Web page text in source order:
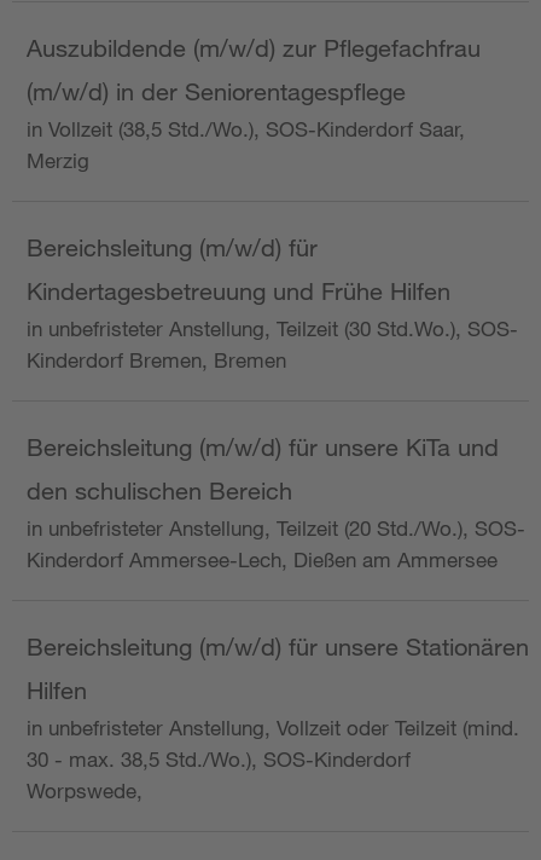
Auszubildende (m/w/d) zur Pflegefachfrau
(m/w/d) in der Seniorentagespflege
in Vollzeit (38,5 Std./Wo.), SOS-Kinderdorf Saar,
Merzig
Bereichsleitung (m/w/d) für
Kindertagesbetreuung und Frühe Hilfen
in unbefristeter Anstellung, Teilzeit (30 Std.Wo.), SOS-
Kinderdorf Bremen, Bremen
Bereichsleitung (m/w/d) für unsere KiTa und
den schulischen Bereich
in unbefristeter Anstellung, Teilzeit (20 Std./Wo.), SOS-
Kinderdorf Ammersee-Lech, Dießen am Ammersee
Bereichsleitung (m/w/d) für unsere Stationären
Hilfen
in unbefristeter Anstellung, Vollzeit oder Teilzeit (mind.
30 - max. 38,5 Std./Wo.), SOS-Kinderdorf
Worpswede,